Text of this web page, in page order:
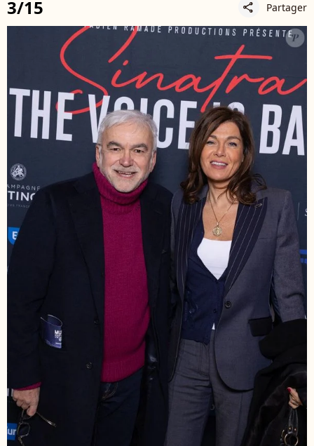
3/15 share Partager